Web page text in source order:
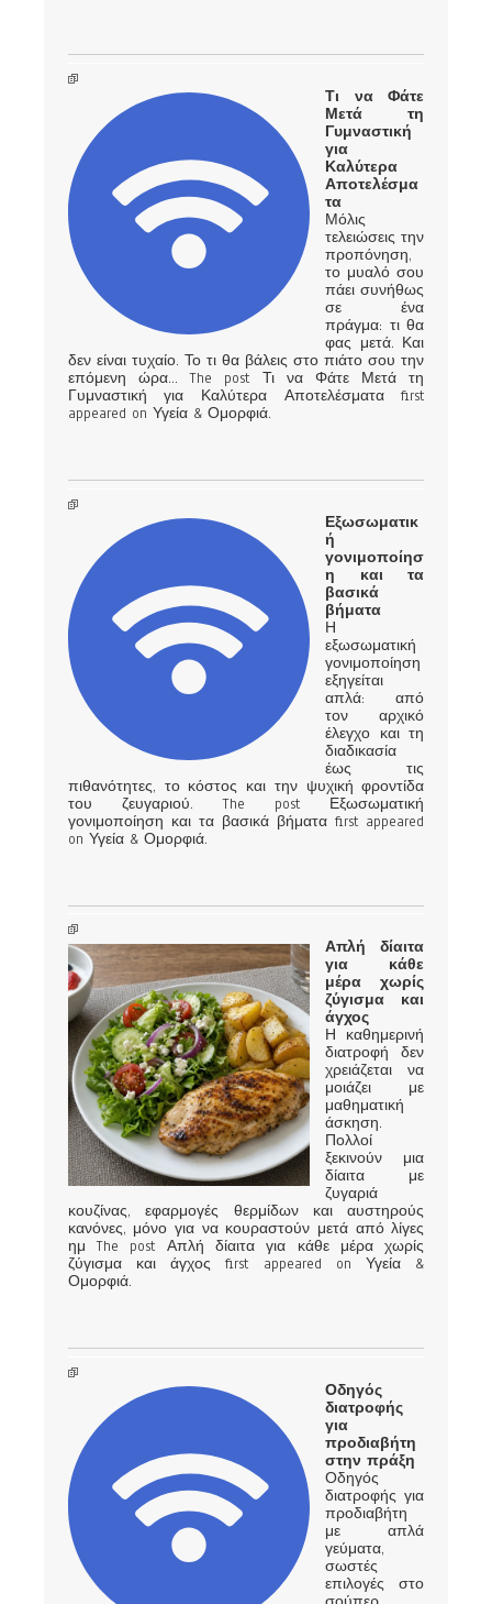
Τι να Φάτε
Μετά τη
Γυμναστική
για
Καλύτερα
Αποτελέσμα
τα
Μόλις
τελειώσεις την
προπόνηση,
το μυαλό σου
πάει συνήθως
σε ένα
πράγμα: τι θα
φας μετά. Και
δεν είναι τυχαίο. Το τι θα βάλεις στο πιάτο σου την
επόμενη ώρα… The post Τι να Φάτε Μετά τη
Γυμναστική για Καλύτερα Αποτελέσματα first
appeared on Υγεία & Ομορφιά.
Εξωσωματικ
ή
γονιμοποίησ
η και τα
βασικά
βήματα
Η
εξωσωματική
γονιμοποίηση
εξηγείται
απλά: από
τον αρχικό
έλεγχο και τη
διαδικασία
έως τις
πιθανότητες, το κόστος και την ψυχική φροντίδα
του ζευγαριού. The post Εξωσωματική
γονιμοποίηση και τα βασικά βήματα first appeared
on Υγεία & Ομορφιά.
Απλή δίαιτα
για κάθε
μέρα χωρίς
ζύγισμα και
άγχος
Η καθημερινή
διατροφή δεν
χρειάζεται να
μοιάζει με
μαθηματική
άσκηση.
Πολλοί
ξεκινούν μια
δίαιτα με
ζυγαριά
κουζίνας, εφαρμογές θερμίδων και αυστηρούς
κανόνες, μόνο για να κουραστούν μετά από λίγες
ημ The post Απλή δίαιτα για κάθε μέρα χωρίς
ζύγισμα και άγχος first appeared on Υγεία &
Ομορφιά.
Οδηγός
διατροφής
για
προδιαβήτη
στην πράξη
Οδηγός
διατροφής για
προδιαβήτη
με απλά
γεύματα,
σωστές
επιλογές στο